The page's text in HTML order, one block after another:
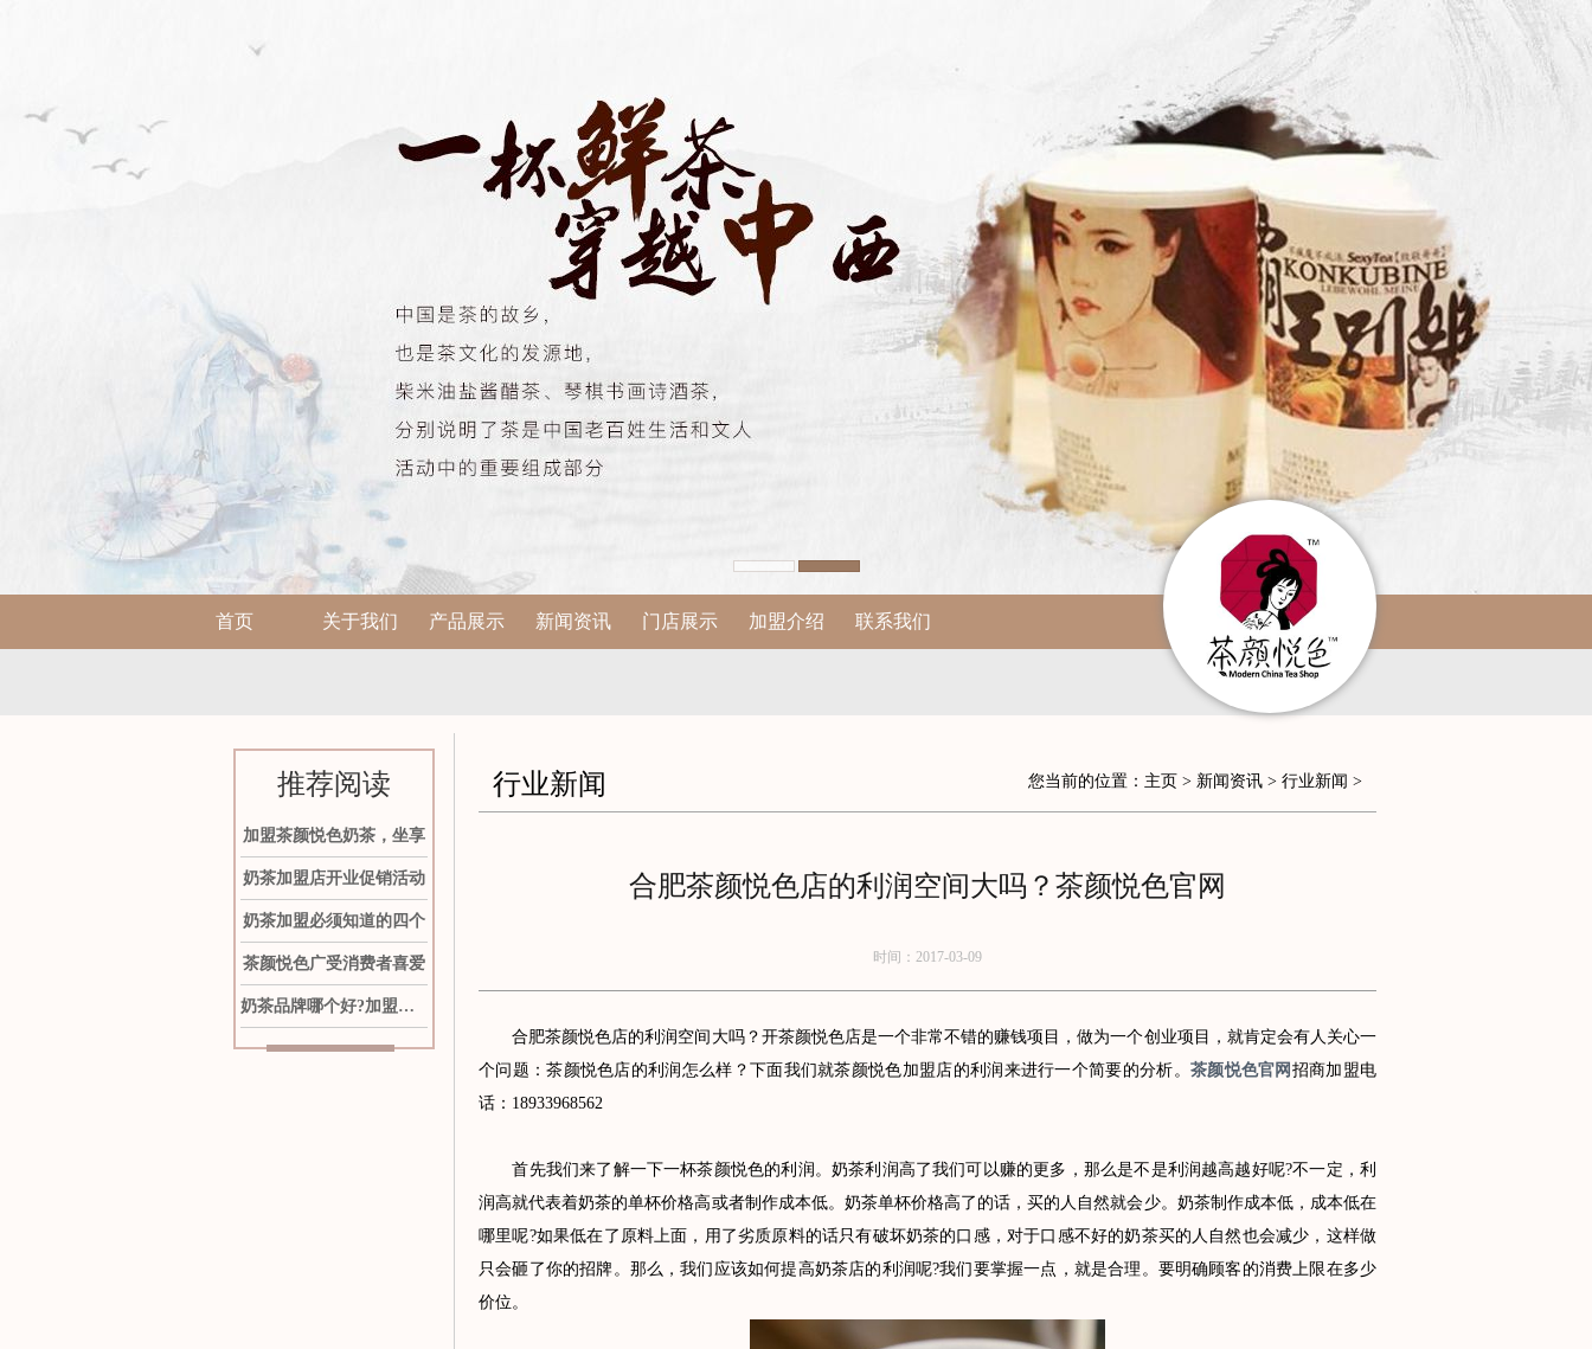
首页 关于我们 产品展示 新闻资讯 门店展示 加盟介绍 联系我们
推荐阅读
加盟茶颜悦色奶茶，坐享
奶茶加盟店开业促销活动
奶茶加盟必须知道的四个
茶颜悦色广受消费者喜爱
奶茶品牌哪个好?加盟茶颜
行业新闻 您当前的位置： 主页 > 新闻资讯 > 行业新闻 >
合肥茶颜悦色店的利润空间大吗？茶颜悦色官网
时间：2017-03-09
合肥茶颜悦色店的利润空间大吗？开茶颜悦色店是一个非常不错的赚钱项目，做为一个创业项目，就肯定会有人关心一
个问题：茶颜悦色店的利润怎么样？下面我们就茶颜悦色加盟店的利润来进行一个简要的分析。 茶颜悦色官网 招商加盟电
话：18933968562
首先我们来了解一下一杯茶颜悦色的利润。奶茶利润高了我们可以赚的更多，那么是不是利润越高越好呢?不一定，利
润高就代表着奶茶的单杯价格高或者制作成本低。奶茶单杯价格高了的话，买的人自然就会少。奶茶制作成本低，成本低在
哪里呢?如果低在了原料上面，用了劣质原料的话只有破坏奶茶的口感，对于口感不好的奶茶买的人自然也会减少，这样做
只会砸了你的招牌。那么，我们应该如何提高奶茶店的利润呢?我们要掌握一点，就是合理。要明确顾客的消费上限在多少
价位。